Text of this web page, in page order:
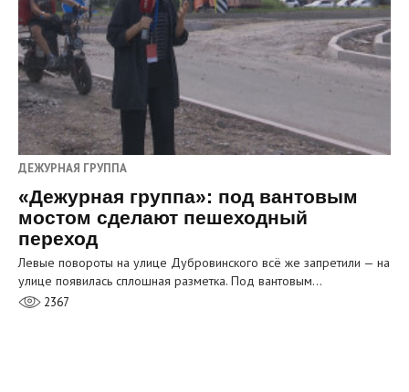
ДЕЖУРНАЯ ГРУППА
«Дежурная группа»: под вантовым
мостом сделают пешеходный
переход
Левые повороты на улице Дубровинского всё же запретили — на
улице появилась сплошная разметка. Под вантовым…
2367